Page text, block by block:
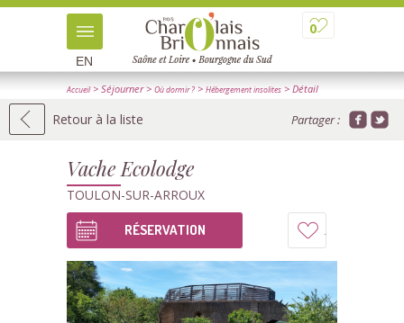
0
EN
Accueil> Séjourner> Où dormir ? > Hébergement insolites > Détail
Retour à la liste Partager :
Vache Ecolodge
TOULON-SUR-ARROUX
à
mon
RÉSERVATION